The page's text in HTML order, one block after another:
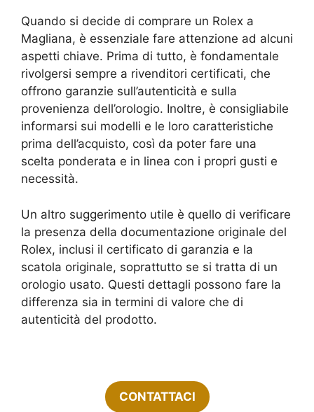
Quando si decide di comprare un Rolex a
Magliana, è essenziale fare attenzione ad alcuni
aspetti chiave. Prima di tutto, è fondamentale
rivolgersi sempre a rivenditori certificati, che
offrono garanzie sull’autenticità e sulla
provenienza dell’orologio. Inoltre, è consigliabile
informarsi sui modelli e le loro caratteristiche
prima dell’acquisto, così da poter fare una
scelta ponderata e in linea con i propri gusti e
necessità.
Un altro suggerimento utile è quello di verificare
la presenza della documentazione originale del
Rolex, inclusi il certificato di garanzia e la
scatola originale, soprattutto se si tratta di un
orologio usato. Questi dettagli possono fare la
differenza sia in termini di valore che di
autenticità del prodotto.
CONTATTACI